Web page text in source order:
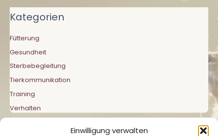
Einwilligung verwalten
Kategorien
Fütterung
Gesundheit
Sterbebegleitung
Tierkommunikation
Training
Verhalten